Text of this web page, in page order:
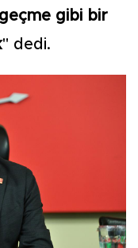
gibi bir
" dedi.